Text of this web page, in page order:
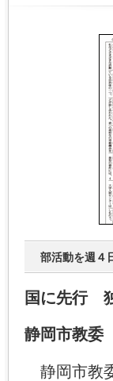
部活動を週４
国に先行
静岡市教委
静岡市教